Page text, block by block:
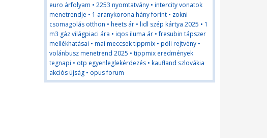
euro árfolyam • 2253 nyomtatvány • intercity vonatok
menetrendje • 1 aranykorona hány forint • zokni
csomagolás otthon • heets ár • lidl szép kártya 2025 • 1
m3 gáz világpiaci ára • iqos iluma ár •fresubin tápszer
mellékhatásai • mai meccsek tippmix • pöli rejtvény •
volánbusz menetrend 2025 • tippmix eredmények
tegnapi • otp egyenleglekérdezés • kaufland szlovákia
akciós újság • opus forum